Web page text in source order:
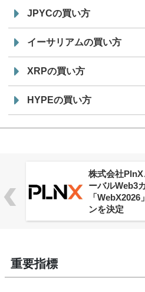
JPYCの買い方
イーサリアムの買い方
XRPの買い方
HYPEの買い方
株式会社
ーバルWeb3
「
ンを決定
重要指標